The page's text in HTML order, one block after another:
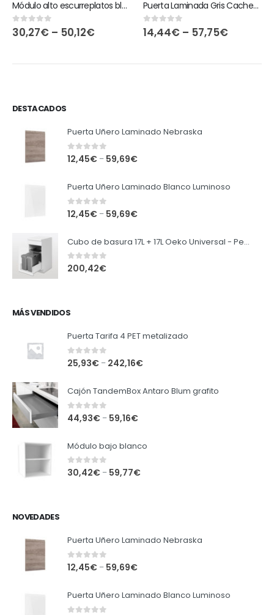
Módulo alto escurreplatos blanco
0out of 5
30,27€ – 50,12€
Puerta Laminada Gris Cachemira
0 out of 5
14,44€ – 57,75€
DESTACADOS
Puerta Uñero Laminado Nebraska
0out of 5
12,45€ – 59,69€
Puerta Uñero Laminado Blanco Luminoso
0out of 5
12,45€ – 59,69€
Cubo de basura 17L + 17L Oeko Universal - Peka
0out of 5
200,42€
MÁS VENDIDOS
Puerta Tarifa 4 PET metalizado
0out of 5
25,93€ – 242,16€
Cajón TandemBox Antaro Blum grafito
0out of 5
44,93€ – 59,16€
Módulo bajo blanco
0out of 5
30,42€ – 59,77€
NOVEDADES
Puerta Uñero Laminado Nebraska
0out of 5
12,45€ – 59,69€
Puerta Uñero Laminado Blanco Luminoso